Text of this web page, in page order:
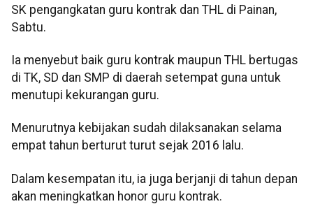
SK pengangkatan guru kontrak dan THL di Painan,
Sabtu.
Ia menyebut baik guru kontrak maupun THL bertugas
di TK, SD dan SMP di daerah setempat guna untuk
menutupi kekurangan guru.
Menurutnya kebijakan sudah dilaksanakan selama
empat tahun berturut turut sejak 2016 lalu.
Dalam kesempatan itu, ia juga berjanji di tahun depan
akan meningkatkan honor guru kontrak.